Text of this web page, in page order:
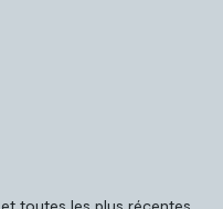
toutes les plus récentes